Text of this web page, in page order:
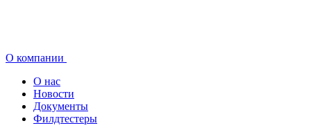
О компании
О нас
Новости
Документы
Филдтестеры